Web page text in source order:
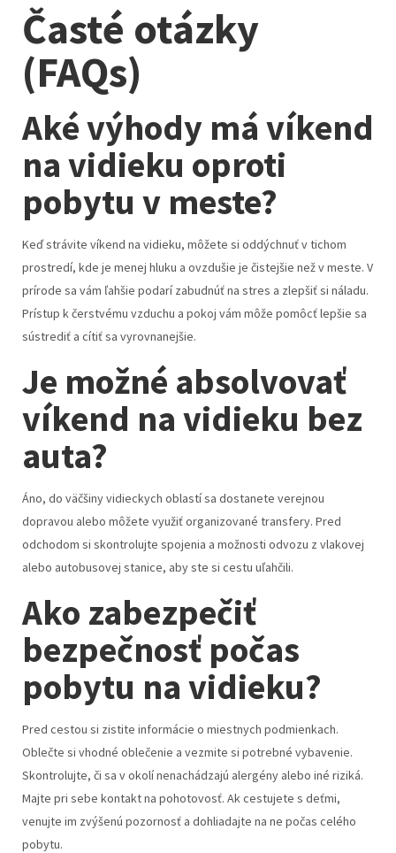
Časté otázky
(FAQs)
Aké výhody má víkend
na vidieku oproti
pobytu v meste?
Keď strávite víkend na vidieku, môžete si oddýchnuť v tichom
prostredí, kde je menej hluku a ovzdušie je čistejšie než v meste. V
prírode sa vám ľahšie podarí zabudnúť na stres a zlepšiť si náladu.
Prístup k čerstvému vzduchu a pokoj vám môže pomôcť lepšie sa
sústrediť a cítiť sa vyrovnanejšie.
Je možné absolvovať
víkend na vidieku bez
auta?
Áno, do väčšiny vidieckych oblastí sa dostanete verejnou
dopravou alebo môžete využiť organizované transfery. Pred
odchodom si skontrolujte spojenia a možnosti odvozu z vlakovej
alebo autobusovej stanice, aby ste si cestu uľahčili.
Ako zabezpečiť
bezpečnosť počas
pobytu na vidieku?
Pred cestou si zistite informácie o miestnych podmienkach.
Oblečte si vhodné oblečenie a vezmite si potrebné vybavenie.
Skontrolujte, či sa v okolí nenachádzajú alergény alebo iné riziká.
Majte pri sebe kontakt na pohotovosť. Ak cestujete s deťmi,
venujte im zvýšenú pozornosť a dohliadajte na ne počas celého
pobytu.